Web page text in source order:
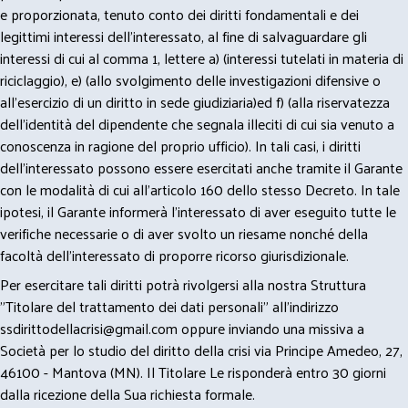
e proporzionata, tenuto conto dei diritti fondamentali e dei
legittimi interessi dell’interessato, al fine di salvaguardare gli
interessi di cui al comma 1, lettere a) (interessi tutelati in materia di
riciclaggio), e) (allo svolgimento delle investigazioni difensive o
all’esercizio di un diritto in sede giudiziaria)ed f) (alla riservatezza
dell’identità del dipendente che segnala illeciti di cui sia venuto a
conoscenza in ragione del proprio ufficio). In tali casi, i diritti
dell’interessato possono essere esercitati anche tramite il Garante
con le modalità di cui all’articolo 160 dello stesso Decreto. In tale
ipotesi, il Garante informerà l’interessato di aver eseguito tutte le
verifiche necessarie o di aver svolto un riesame nonché della
facoltà dell’interessato di proporre ricorso giurisdizionale.
Per esercitare tali diritti potrà rivolgersi alla nostra Struttura
"Titolare del trattamento dei dati personali" all'indirizzo
ssdirittodellacrisi@gmail.comoppure inviando una missiva a
Società per lo studio del diritto della crisi via Principe Amedeo, 27,
46100 - Mantova (MN). Il Titolare Le risponderà entro 30 giorni
dalla ricezione della Sua richiesta formale.